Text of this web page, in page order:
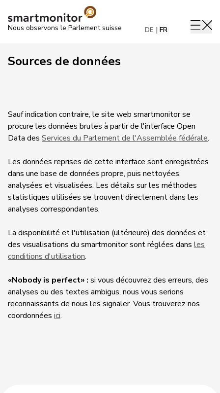
Nous observons le Parlement suisse DE FR
Sources de données
Sauf indication contraire, le site web smartmonitor se
procure les données brutes à partir de l'interface Open
Data des Services du Parlement de l'Assemblée fédérale.
Les données reprises de cette interface sont enregistrées
dans une base de données propre, puis nettoyées,
analysées et visualisées. Les détails sur les méthodes
statistiques utilisées se trouvent directement dans les
analyses correspondantes.
La disponibilité et l'utilisation (ultérieure) des données et
des visualisations du smartmonitor sont réglées dans les
conditions d'utilisation.
«Nobody is perfect» : si vous découvrez des erreurs, des
analyses ou des textes ambigus, nous vous serions
reconnaissants de nous les signaler. Vous trouverez nos
coordonnées ici.